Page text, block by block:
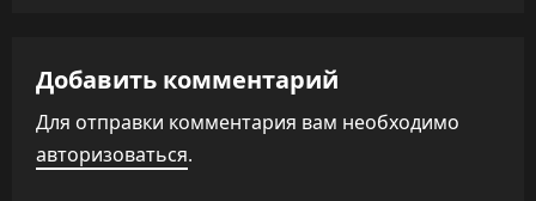
ц
и
я
Добавить комментарий
Для отправки комментария вам необходимо
авторизоваться.